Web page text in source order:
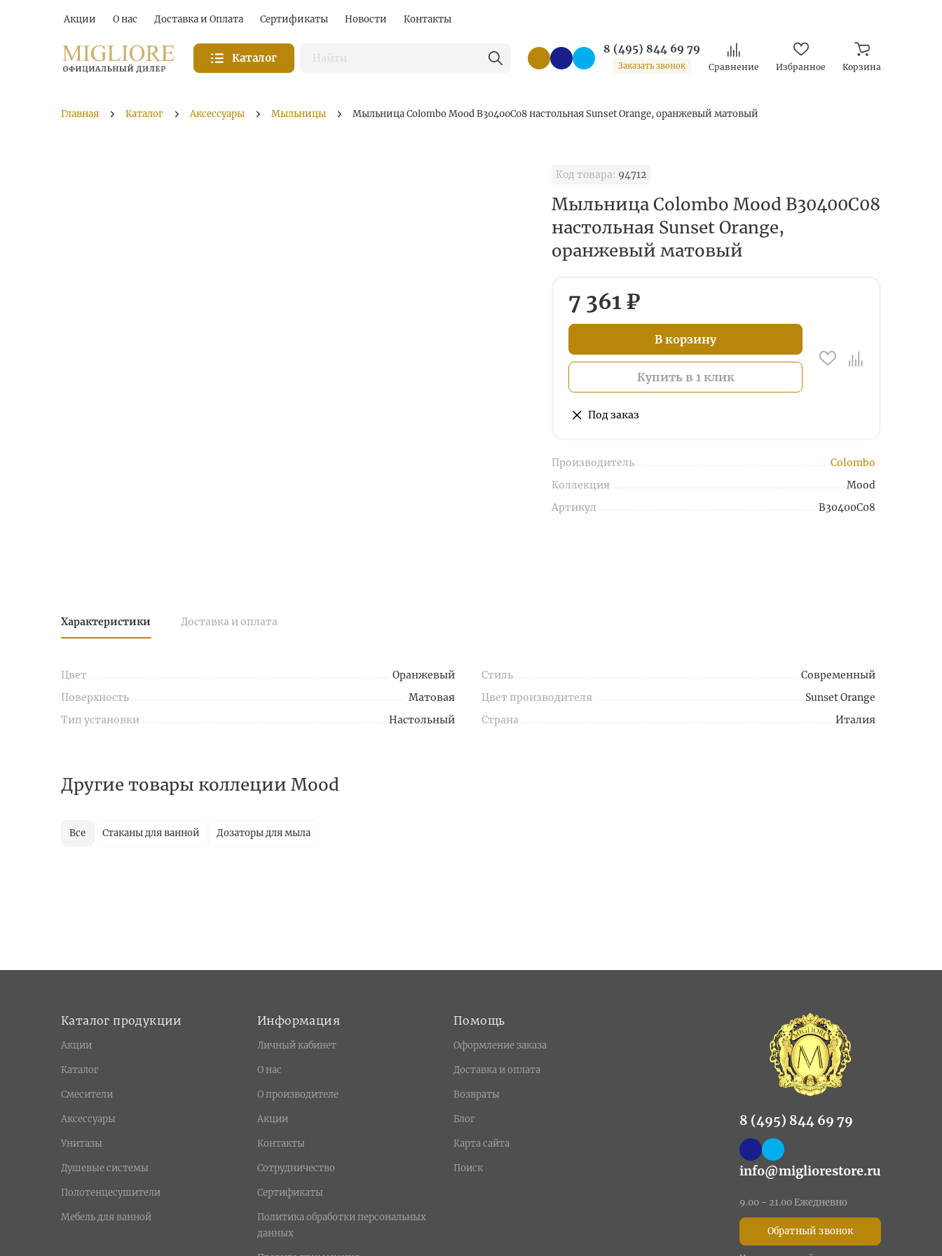
Акции О нас Доставка и Оплата Сертификаты Новости Контакты
Каталог
8 (495) 844 69 79
Заказать звонок Сравнение Избранное Корзина
Главная Каталог Аксессуары Мыльницы Мыльница Colombo Mood B30400C08 настольная Sunset Orange, оранжевый матовый
Код товара: 94712
Мыльница Colombo Mood B30400C08
настольная Sunset Orange,
оранжевый матовый
7 361 ₽
В корзину
Купить в 1 клик
Под заказ
Производитель
Colombo
Коллекция
Mood
Артикул
B30400C08
Характеристики Доставка и оплата
Цвет
Оранжевый
Поверхность
Матовая
Тип установки
Настольный
Стиль
Современный
Цвет производителя
Sunset Orange
Страна
Италия
Другие товары коллеции Mood
Все Стаканы для ванной Дозаторы для мыла
Каталог продукции
Акции
Каталог
Смесители
Аксессуары
Унитазы
Душевые системы
Полотенцесушители
Мебель для ванной
Информация
Личный кабинет
О нас
О производителе
Акции
Контакты
Сотрудничество
Сертификаты
Политика обработки персональных
данных
Помощь
Оформление заказа
Доставка и оплата
Возвраты
Блог
Карта сайта
Поиск
8 (495) 844 69 79
info@migliorestore.ru
9.00 - 21.00 Ежедневно
Обратный звонок